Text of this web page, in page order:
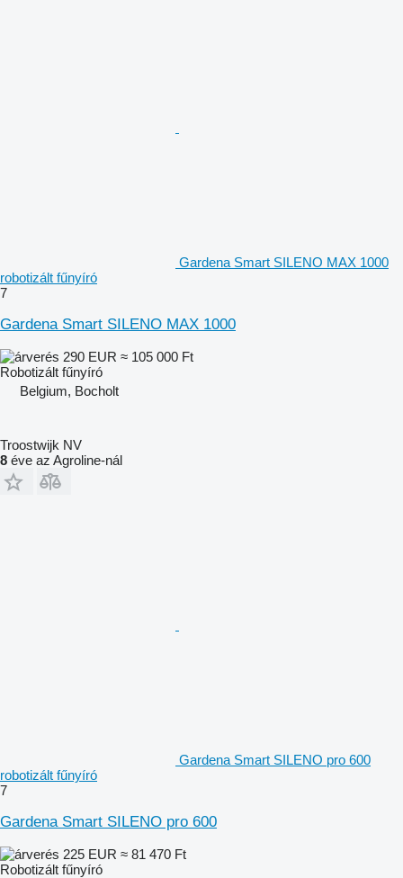
Gardena Smart SILENO MAX 1000
robotizált fűnyíró
7
Gardena Smart SILENO MAX 1000
290 EUR ≈ 105 000 Ft
Robotizált fűnyíró
Belgium, Bocholt
Troostwijk NV
8 éve az Agroline-nál
Gardena Smart SILENO pro 600
robotizált fűnyíró
7
Gardena Smart SILENO pro 600
225 EUR ≈ 81 470 Ft
Robotizált fűnyíró